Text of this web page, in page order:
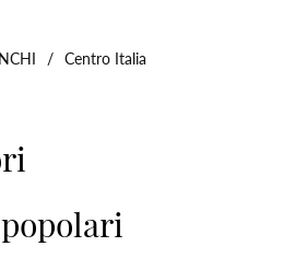
/ Centro Italia